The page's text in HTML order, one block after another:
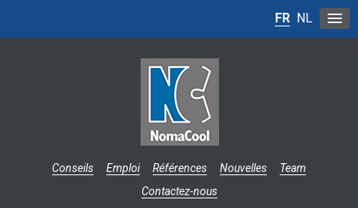
Conseils Emploi Références Nouvelles
Team
Contactez-nous
FR NL